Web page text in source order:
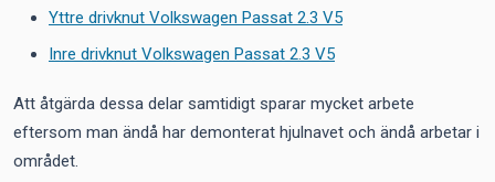
Yttre drivknut Volkswagen Passat 2.3 V5
Inre drivknut Volkswagen Passat 2.3 V5
Att åtgärda dessa delar samtidigt sparar mycket arbete
eftersom man ändå har demonterat hjulnavet och ändå arbetar i
området.